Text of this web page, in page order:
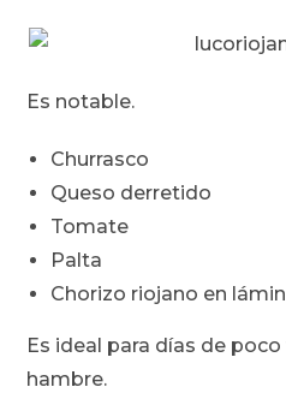
Es notable.
Churrasco
Queso derretido
Tomate
Palta
Chorizo riojano en
Es ideal para días de
hambre.